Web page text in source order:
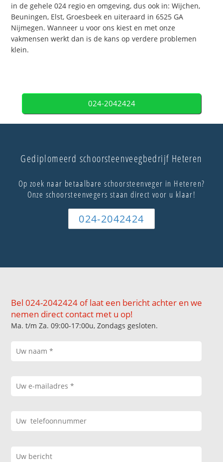
in de gehele 024 regio en omgeving, dus ook in: Wijchen,
Beuningen, Elst, Groesbeek en uiteraard in 6525 GA
Nijmegen. Wanneer u voor ons kiest en met onze
vakmensen werkt dan is de kans op verdere problemen
klein.
024-2042424
Gediplomeerd schoorsteenveegbedrijf Heteren
Op zoek naar betaalbare schoorsteenveger in Heteren?
Onze schoorsteenvegers staan direct voor u klaar!
024-2042424
Bel 024-2042424 of laat een bericht achter en we
nemen direct contact met u op!
Ma. t/m Za. 09:00-17:00u, Zondags gesloten.